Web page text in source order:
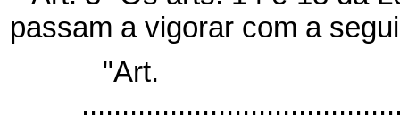
passam a vigorar com a